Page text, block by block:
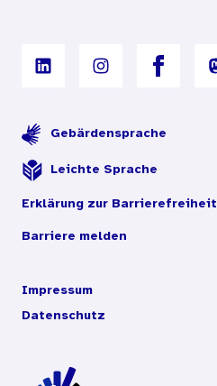
Gebärdensprache
Leichte Sprache
Erklärung zur Barrierefreiheit
Barriere melden
Impressum
Datenschutz